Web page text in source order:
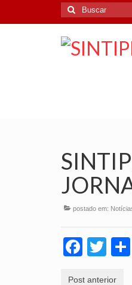
Buscar
por:
postado em:
Post anterior